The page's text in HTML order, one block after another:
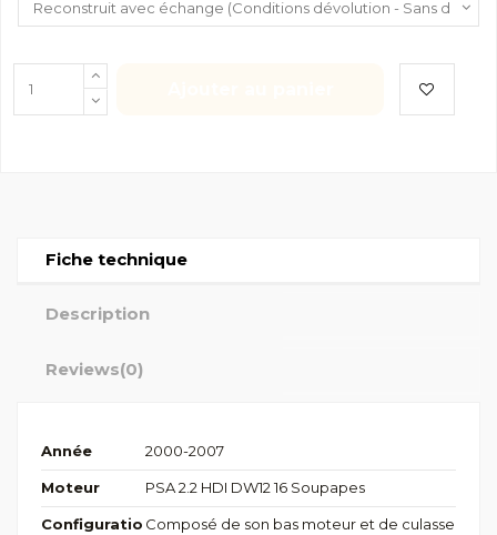
Fiche technique
Description
Reviews(0)
Année 2000-2007
Moteur PSA 2.2 HDI DW12 16 Soupapes
Configuratio Composé de son bas moteur et de culasse